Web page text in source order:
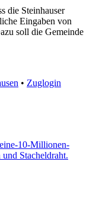
die Steinhauser
Eingaben von
soll die Gemeinde
• Zuglogin